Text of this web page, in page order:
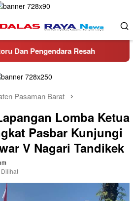
Resah
Pasaman Barat
Lomba Ketua
Pasbar Kunjungi
V Nagari Tandikek